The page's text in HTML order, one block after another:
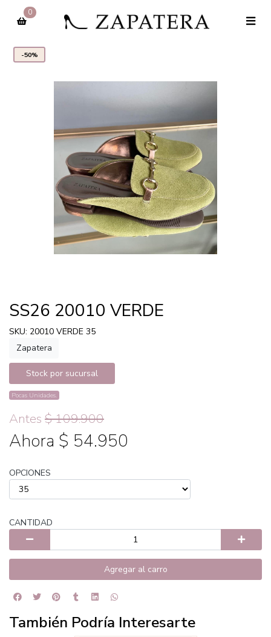
0
-50%
SS26 20010 VERDE
SKU: 20010 VERDE 35
Zapatera
Stock por sucursal
Pocas Unidades.
Antes $ 109.900
Ahora $ 54.950
OPCIONES
CANTIDAD
Agregar al carro
También Podría Interesarte